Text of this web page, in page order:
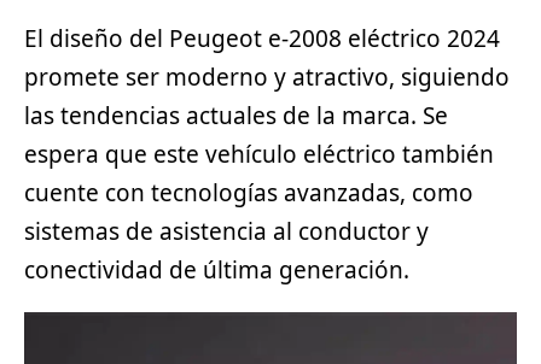
El diseño del Peugeot e-2008 eléctrico 2024
promete ser moderno y atractivo, siguiendo
las tendencias actuales de la marca. Se
espera que este vehículo eléctrico también
cuente con tecnologías avanzadas, como
sistemas de asistencia al conductor y
conectividad de última generación.